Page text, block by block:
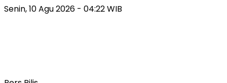
Senin, 10 Agu 2026 - 04:22 WIB